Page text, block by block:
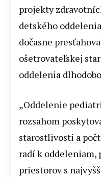
projekty
detského
dočasne
ošetrovateľskej
oddelenia
„Oddelenie
rozsahom
starostlivosti a
radí k oddeleniam,
priestorov s